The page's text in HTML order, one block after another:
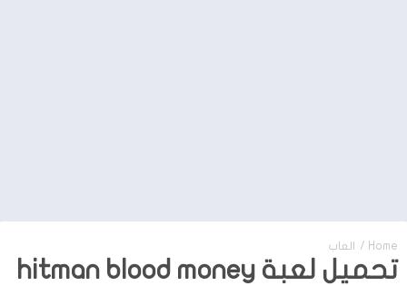
Home
/ العاب
تحميل لعبة hitman blood money